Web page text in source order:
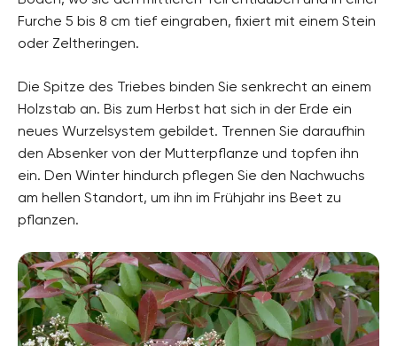
Furche 5 bis 8 cm tief eingraben, fixiert mit einem Stein
oder Zeltheringen.
Die Spitze des Triebes binden Sie senkrecht an einem
Holzstab an. Bis zum Herbst hat sich in der Erde ein
neues Wurzelsystem gebildet. Trennen Sie daraufhin
den Absenker von der Mutterpflanze und topfen ihn
ein. Den Winter hindurch pflegen Sie den Nachwuchs
am hellen Standort, um ihn im Frühjahr ins Beet zu
pflanzen.